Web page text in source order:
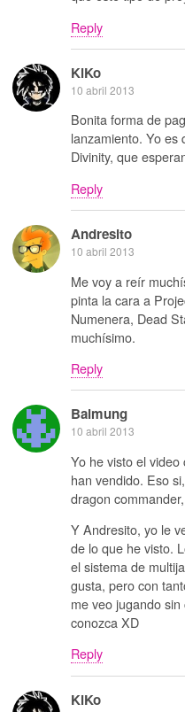
Reply
KiKo
10 abril 2013
Bonita forma de
lanzamiento. Yo es
Divinity, que
Reply
Andresito
10 abril 2013
Me voy a reír
pinta la cara a
Numenera, Dead
muchísimo.
Reply
Balmung
10 abril 2013
Yo he visto el
han vendido. Eso
dragon
Y Andresito, yo le
de lo que he visto.
el sistema de
gusta, pero con
me veo jugando
conozca XD
Reply
KiKo